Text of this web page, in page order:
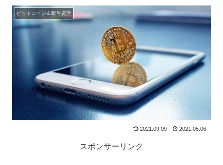
ビットコイン＆暗号資産
2021.09.09 2021.05.06
スポンサーリンク